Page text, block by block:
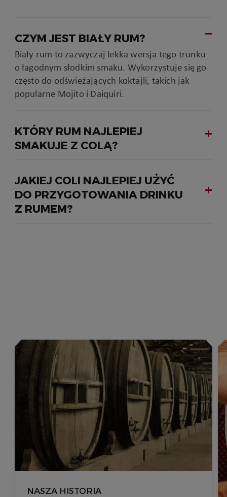
CZYM JEST BIAŁY RUM?
Biały rum to zazwyczaj lekka wersja tego trunku
o łagodnym słodkim smaku. Wykorzystuje się go
często do odświeżających koktajli, takich jak
popularne Mojito i Daiquiri.
KTÓRY RUM NAJLEPIEJ
SMAKUJE Z COLĄ?
JAKIEJ COLI NAJLEPIEJ UŻYĆ
DO PRZYGOTOWANIA DRINKU
Z RUMEM?
NASZA HISTORIA